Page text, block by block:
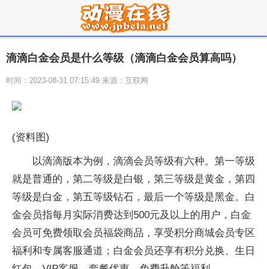
滴滴白金会员是什么等级（滴滴白金会员算高吗）
时间：2023-08-31 07:15:49 来源：互联网
(资料图)
以滴滴版本为例，滴滴会员等级有六种。第一等级
就是普通的，第二等级是白银，第三等级是黄金，第四
等级是白金，第五等级钻石，最后一个等级是黑金。白
金会员指每月实际消费达到500元及以上的用户，白金
会员可免费领取会员福袋商品，享受积分商城会员专区
福利和专属客服通道；白金会员还享有积分兑换、生日